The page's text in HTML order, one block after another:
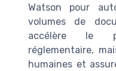
Watson pour
volumes de
accélère le
réglementaire,
humaines et